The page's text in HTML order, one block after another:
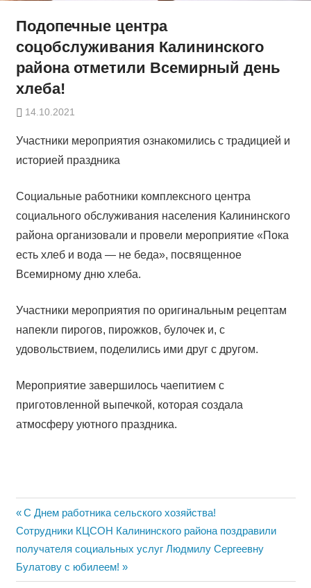
Подопечные центра
соцобслуживания Калининского
района отметили Всемирный день
хлеба!
14.10.2021
Участники мероприятия ознакомились с традицией и
историей праздника
Социальные работники комплексного центра
социального обслуживания населения Калининского
района организовали и провели мероприятие «Пока
есть хлеб и вода — не беда», посвященное
Всемирному дню хлеба.
Участники мероприятия по оригинальным рецептам
напекли пирогов, пирожков, булочек и, с
удовольствием, поделились ими друг с другом.
Мероприятие завершилось чаепитием с
приготовленной выпечкой, которая создала
атмосферу уютного праздника.
Навигация
по
записям
Previous
Post:
С Днем работника сельского хозяйства!
Next
Post:
Сотрудники КЦСОН Калининского района поздравили
получателя социальных услуг Людмилу Сергеевну
Булатову с юбилеем!